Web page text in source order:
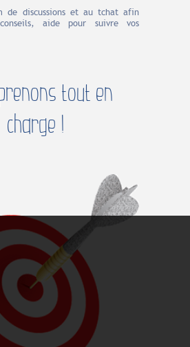
de discussions et au tchat afin
aide pour suivre vos
tout en
charge !